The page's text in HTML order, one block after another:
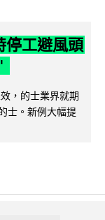
停工避風頭
，的士業界就期
士。新例大幅提